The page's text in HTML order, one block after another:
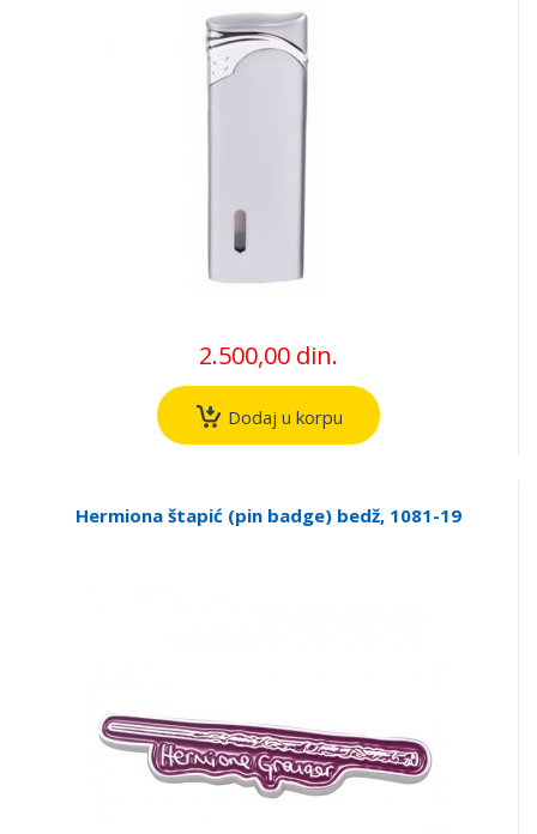
2.500,00 din.
Dodaj u korpu
Hermiona štapić (pin badge) bedž, 1081-19